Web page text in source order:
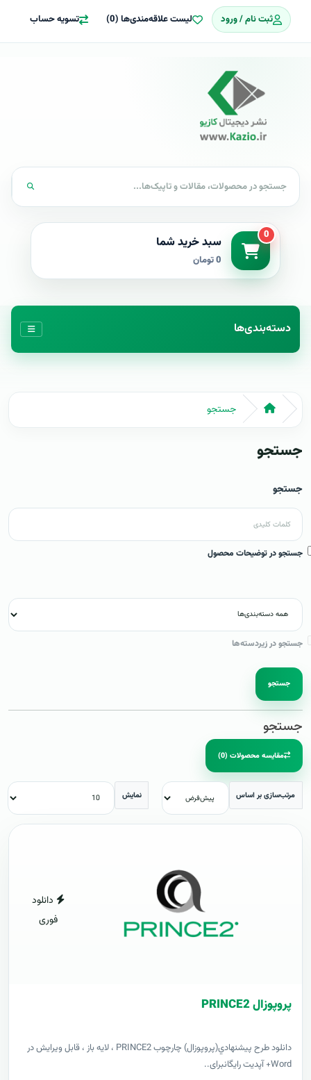
ثبت نام / ورود لیست علاقه‌مندی‌ها (0) تسویه حساب
0 سبد خرید شما
0 تومان
دسته‌بندی‌ها
جستجو
جستجو
جستجو
جستجو در توضیحات محصول
جستجو در زیردسته‌ها
جستجو
جستجو
مقایسه محصولات (0)
مرتب‌سازی بر اساس نمایش
دانلود
فوری
پروپوزال PRINCE2
دانلود طرح پيشنهادي(پروپوزال) چارچوب PRINCE2 ، لایه باز ، قابل ویرایش در
Word+ آپدیت رایگانبرای..